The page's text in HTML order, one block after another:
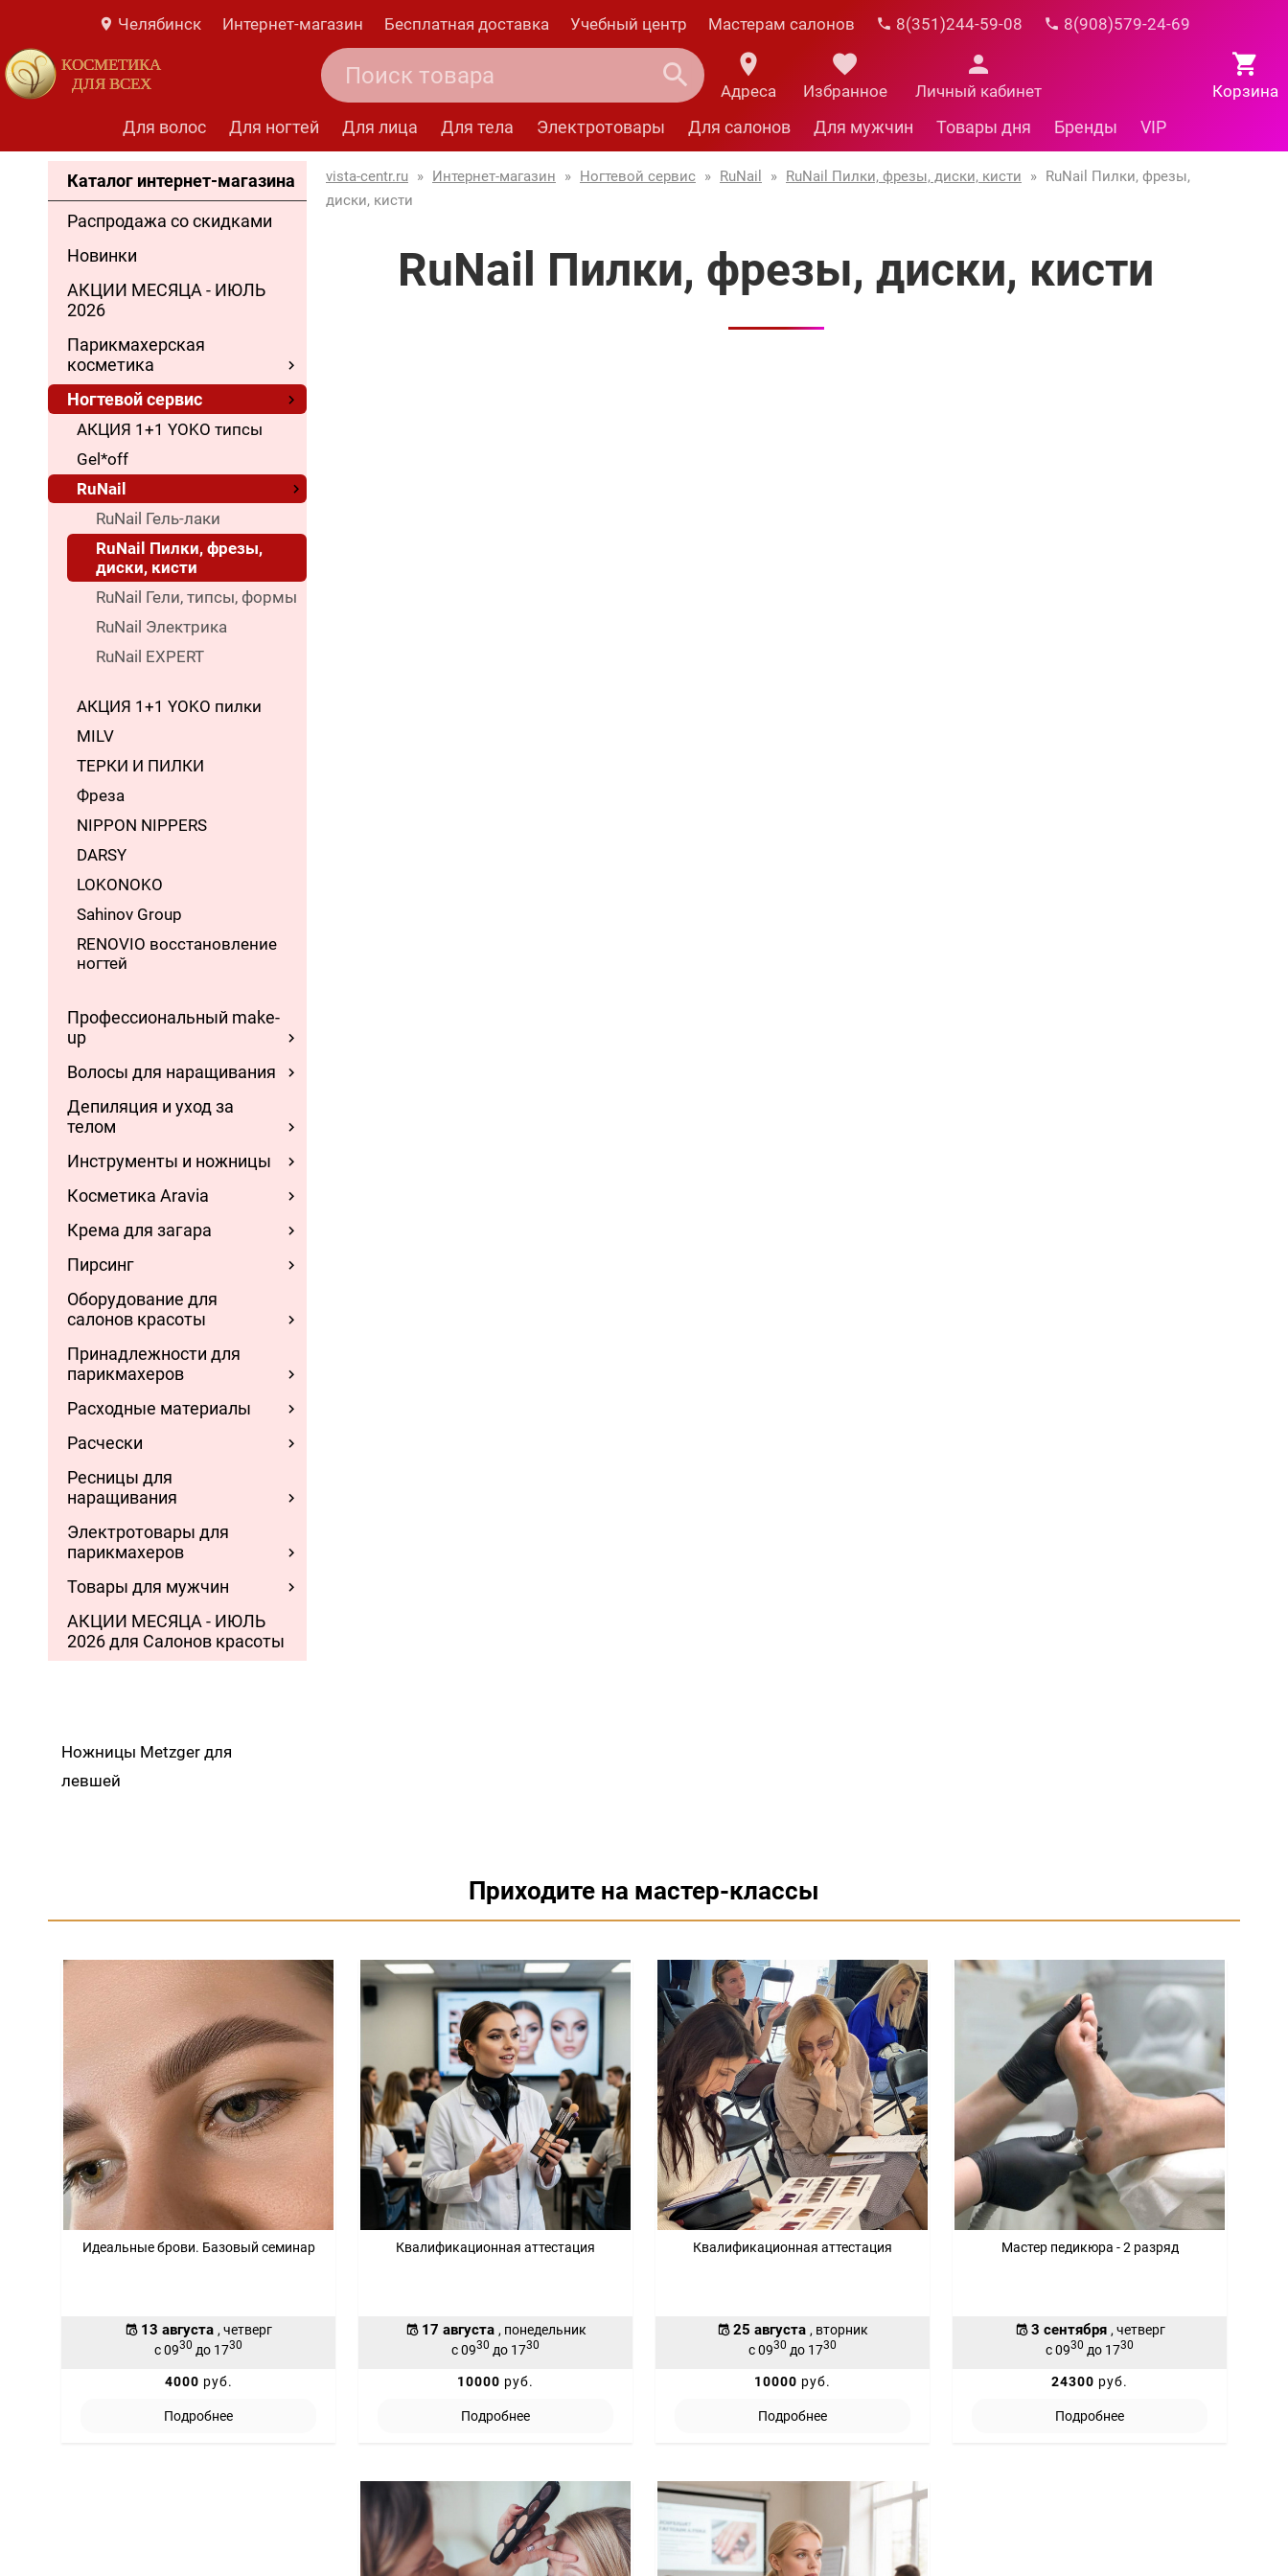
Челябинск Интернет-магазин Бесплатная доставка Учебный центр Мастерам салонов 8(351)244-59-08 8(908)579-24-69
КОСМЕТИКА
ДЛЯ ВСЕХ
Корзина
Адреса Избранное Личный кабинет
Для волос Для ногтей Для лица Для тела Электротовары Для салонов Для мужчин Товары дня Бренды VIP
Каталог интернет-магазина
Распродажа со скидками
Новинки
АКЦИИ МЕСЯЦА - ИЮЛЬ
2026
Парикмахерская
косметика
Ногтевой сервис
АКЦИЯ 1+1 YOKO типсы
Gel*off
RuNail
RuNail Гель-лаки
RuNail Пилки, фрезы,
диски, кисти
RuNail Гели, типсы, формы
RuNail Электрика
RuNail EXPERT
АКЦИЯ 1+1 YOKO пилки
MILV
ТЕРКИ И ПИЛКИ
Фреза
NIPPON NIPPERS
DARSY
LOKONOKO
Sahinov Group
RENOVIO восстановление
ногтей
Профессиональный make-
up
Волосы для наращивания
Депиляция и уход за
телом
Инструменты и ножницы
Косметика Aravia
Крема для загара
Пирсинг
Оборудование для
салонов красоты
Принадлежности для
парикмахеров
Расходные материалы
Расчески
Ресницы для
наращивания
Электротовары для
парикмахеров
Товары для мужчин
АКЦИИ МЕСЯЦА - ИЮЛЬ
2026 для Салонов красоты
Ножницы Metzger для
левшей
vista-centr.ru » Интернет-магазин » Ногтевой сервис » RuNail » RuNail Пилки, фрезы, диски, кисти » RuNail Пилки, фрезы,
диски, кисти
RuNail Пилки, фрезы, диски, кисти
Приходите на мастер-классы
Идеальные брови. Базовый семинар
13 августа , четверг
с 0930 до 1730
4000 руб.
Подробнее
Квалификационная аттестация
17 августа , понедельник
с 0930 до 1730
10000 руб.
Подробнее
Квалификационная аттестация
25 августа , вторник
с 0930 до 1730
10000 руб.
Подробнее
Мастер педикюра - 2 разряд
3 сентября , четверг
с 0930 до 1730
24300 руб.
Подробнее